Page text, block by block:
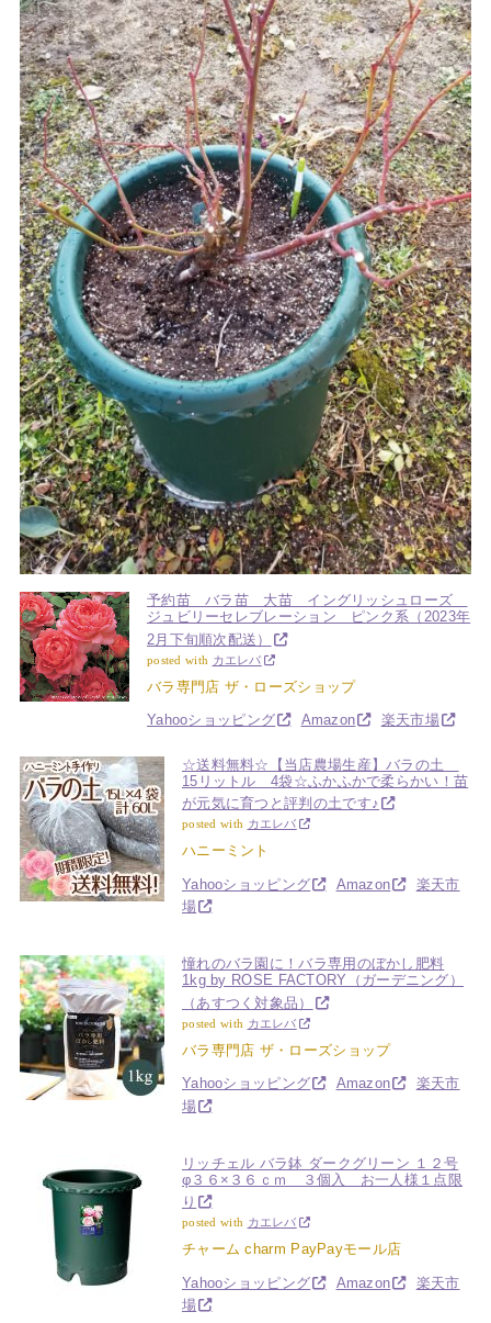
予約苗 バラ苗 大苗 イングリッシュローズ
ジュビリーセレブレーション ピンク系（2023年
2月下旬順次配送）
posted with カエレバ
バラ専門店 ザ・ローズショップ
Yahooショッピング Amazon 楽天市場
☆送料無料☆【当店農場生産】バラの土
15リットル 4袋☆ふかふかで柔らかい！苗
が元気に育つと評判の土です♪
posted with カエレバ
ハニーミント
Yahooショッピング Amazon
楽天市
場
憧れのバラ園に！バラ専用のぼかし肥料
1kg by ROSE FACTORY（ガーデニング）
（あすつく対象品）
posted with カエレバ
バラ専門店 ザ・ローズショップ
Yahooショッピング Amazon
楽天市
場
リッチェル バラ鉢 ダークグリーン １２号
φ３６×３６ｃｍ ３個入 お一人様１点限
り
posted with カエレバ
チャーム charm PayPayモール店
Yahooショッピング Amazon
楽天市
場